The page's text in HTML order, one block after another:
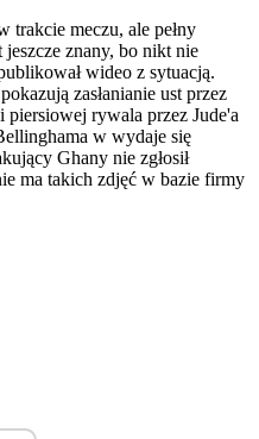
trakcie meczu, ale pełny
znany, bo nikt nie
wideo z sytuacją.
zasłanianie ust przez
rywala przez Jude'a
w wydaje się
Ghany nie zgłosił
ma takich zdjęć w bazie firmy